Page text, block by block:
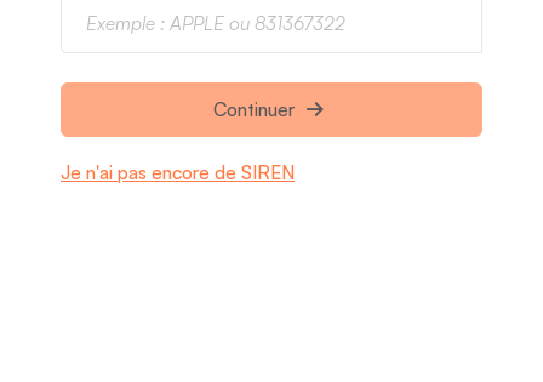
Continuer
Je n'ai pas encore de SIREN